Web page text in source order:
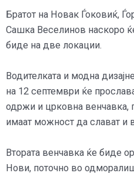
Братот на Новак Ѓоковиќ,
Сашка Веселинов наскоро
биде на две локации.
Водителката и модна
на 12 септември ќе
одржи и црковна венчавка,
имаат можност да слават и
Втората венчавка ќе биде
Нови, поточно во